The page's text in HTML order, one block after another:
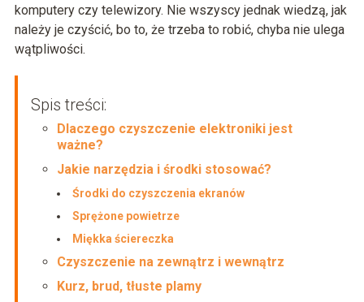
komputery czy telewizory. Nie wszyscy jednak wiedzą, jak
należy je czyścić, bo to, że trzeba to robić, chyba nie ulega
wątpliwości.
Spis treści:
Dlaczego czyszczenie elektroniki jest
ważne?
Jakie narzędzia i środki stosować?
Środki do czyszczenia ekranów
Sprężone powietrze
Miękka ściereczka
Czyszczenie na zewnątrz i wewnątrz
Kurz, brud, tłuste plamy